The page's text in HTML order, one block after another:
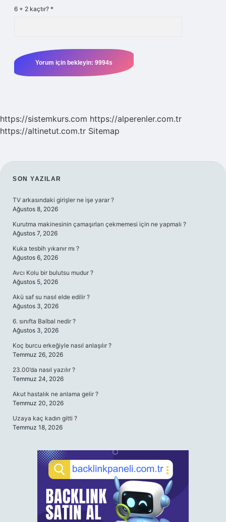
6 + 2 kaçtır? *
https://sistemkurs.com https://alperenler.com.tr
https://altinetut.com.tr Sitemap
SIDEBAR
SON YAZILAR
TV arkasındaki girişler ne işe yarar ?
Ağustos 8, 2026
Kurutma makinesinin çamaşırları çekmemesi için ne yapmalı ?
Ağustos 7, 2026
Kuka tesbih yıkanır mı ?
Ağustos 6, 2026
Avcı Kolu bir bulutsu mudur ?
Ağustos 5, 2026
Akü saf su nasıl elde edilir ?
Ağustos 3, 2026
6. sınıfta Balbal nedir ?
Ağustos 3, 2026
Koç burcu erkeğiyle nasıl anlaşılır ?
Temmuz 26, 2026
23.00’da nasıl yazılır ?
Temmuz 24, 2026
Akut hastalık ne anlama gelir ?
Temmuz 20, 2026
Uzaya kaç kadın gitti ?
Temmuz 18, 2026